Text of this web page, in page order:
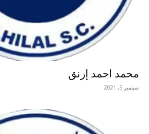
محمد احمد إرنق
سبتمبر 5, 2021